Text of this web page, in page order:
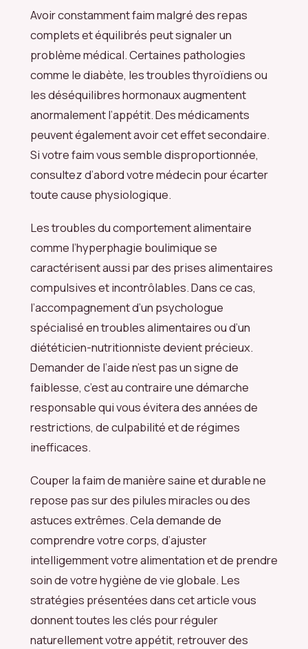
Avoir constamment faim malgré des repas
complets et équilibrés peut signaler un
problème médical. Certaines pathologies
comme le diabète, les troubles thyroïdiens ou
les déséquilibres hormonaux augmentent
anormalement l’appétit. Des médicaments
peuvent également avoir cet effet secondaire.
Si votre faim vous semble disproportionnée,
consultez d’abord votre médecin pour écarter
toute cause physiologique.
Les troubles du comportement alimentaire
comme l’hyperphagie boulimique se
caractérisent aussi par des prises alimentaires
compulsives et incontrôlables. Dans ce cas,
l’accompagnement d’un psychologue
spécialisé en troubles alimentaires ou d’un
diététicien-nutritionniste devient précieux.
Demander de l’aide n’est pas un signe de
faiblesse, c’est au contraire une démarche
responsable qui vous évitera des années de
restrictions, de culpabilité et de régimes
inefficaces.
Couper la faim de manière saine et durable ne
repose pas sur des pilules miracles ou des
astuces extrêmes. Cela demande de
comprendre votre corps, d’ajuster
intelligemment votre alimentation et de prendre
soin de votre hygiène de vie globale. Les
stratégies présentées dans cet article vous
donnent toutes les clés pour réguler
naturellement votre appétit, retrouver des